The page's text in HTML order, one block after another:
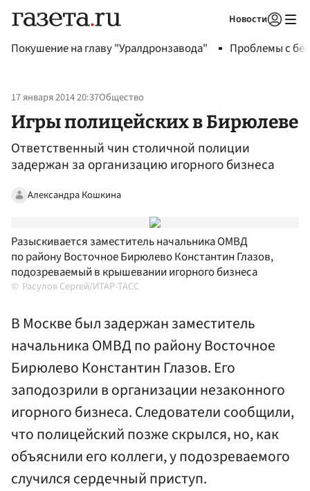
Новости
Покушение на главу "Уралдронзавода" Проблемы с
17 января 2014 20:37Общество
Игры полицейских в Бирюлеве
Ответственный чин столичной полиции
задержан за организацию игорного бизнеса
Александра Кошкина
Разыскивается заместитель начальника ОМВД
по району Восточное Бирюлево Константин Глазов,
подозреваемый в крышевании игорного бизнеса
Расулов Сергей/ИТАР-ТАСС
В Москве был задержан заместитель
начальника ОМВД по району Восточное
Бирюлево Константин Глазов. Его
заподозрили в организации незаконного
игорного бизнеса. Следователи сообщили,
что полицейский позже скрылся, но, как
объяснили его коллеги, у подозреваемого
случился сердечный приступ.